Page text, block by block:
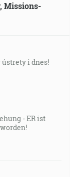
Missions-
ústrety i dnes!
- ER ist